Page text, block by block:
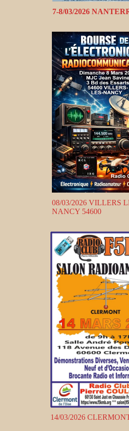
7-8/03/2026
08/03/2026 VILLERS
NANCY 54600
14/03/2026